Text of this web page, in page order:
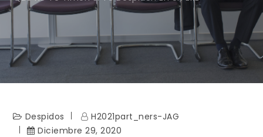
Despidos
H2021part_ners-JAG
Diciembre 29, 2020